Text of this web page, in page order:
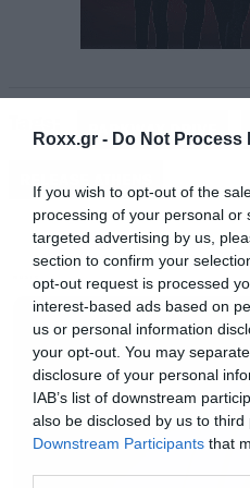
Roxx.gr - Do Not Process
If you wish to opt-out of the
processing of your personal or
targeted advertising by us,
section to confirm your
opt-out request is processed
interest-based ads based on
us or personal information
your opt-out. You may
disclosure of your personal
IAB’s list of downstream
also be disclosed by us to third
Downstream Participants that
Τελικά η ψυχραιμία
να ακυρώσουν την
PARKWAY DRIVE